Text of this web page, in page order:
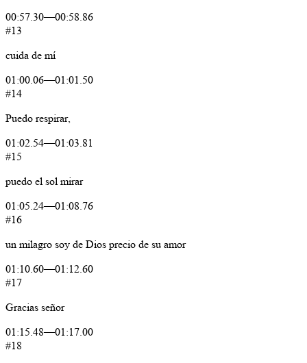
00:57.30—00:58.86
#13
cuida de mí
01:00.06—01:01.50
#14
Puedo respirar,
01:02.54—01:03.81
#15
puedo el sol mirar
01:05.24—01:08.76
#16
un milagro soy de Dios precio de su amor
01:10.60—01:12.60
#17
Gracias señor
01:15.48—01:17.00
#18